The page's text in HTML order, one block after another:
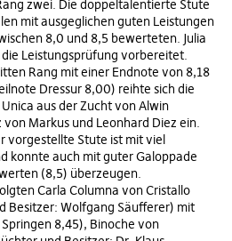
zwei. Die doppeltalentierte Stute
mit ausgeglichen guten Leistungen
8,0 und 8,5 bewerteten. Julia
Leistungsprüfung vorbereitet.
Rang mit einer Endnote von 8,18
Dressur 8,00) reihte sich die
aus der Zucht von Alwin
Markus und Leonhard Diez ein.
vorgestellte Stute ist mit viel
konnte auch mit guter Galoppade
(8,5) überzeugen.
Carla Columna von Cristallo
Besitzer: Wolfgang Säufferer) mit
8,45), Binoche von